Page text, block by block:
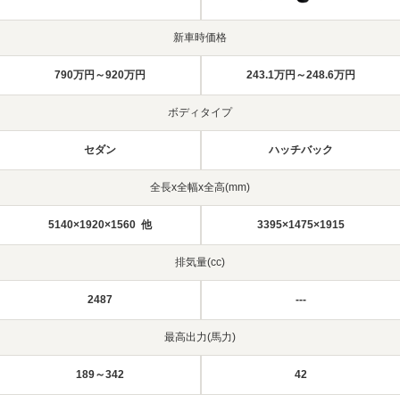
新車時価格
790万円～920万円 243.1万円～248.6万円
ボディタイプ
セダン ハッチバック
全長x全幅x全高(mm)
5140×1920×1560 他 3395×1475×1915
排気量(cc)
2487 ---
最高出力(馬力)
189～342 42